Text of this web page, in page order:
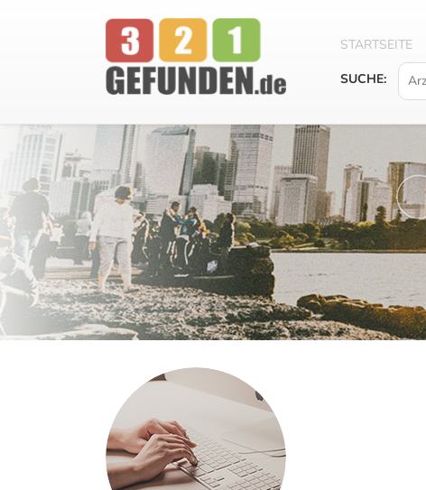
STARTSEITE
SUCHE: